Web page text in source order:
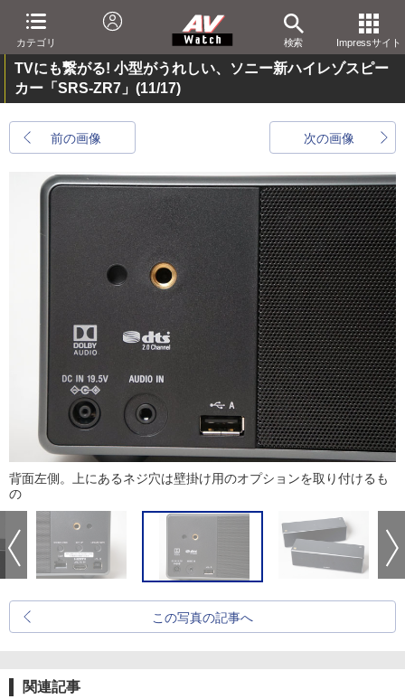
カテゴリ 検索 Impressサイト
TVにも繋がる! 小型がうれしい、ソニー新ハイレゾスピー
カー「SRS-ZR7」 (11/17)
前の画像 次の画像
背面左側。上にあるネジ穴は壁掛け用のオプションを取り付けるも
の
この写真の記事へ
関連記事